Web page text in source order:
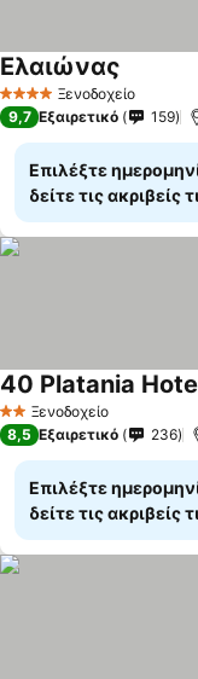
4 ΑστέριαΞενοδοχείο
Ελαιώνας
9,7 Εξαιρετικό 159
Επιλέξτε
δείτε τις ακριβείς
2 ΑστέριαΞενοδοχείο
40 Platania
8,5 Εξαιρετικό 236
Επιλέξτε
δείτε τις ακριβείς